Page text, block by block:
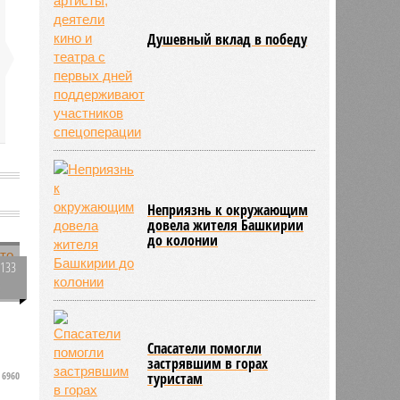
6960
Душевный вклад в победу
Неприязнь к окружающим
довела жителя Башкирии
до колонии
Спасатели помогли
застрявшим в горах
туристам